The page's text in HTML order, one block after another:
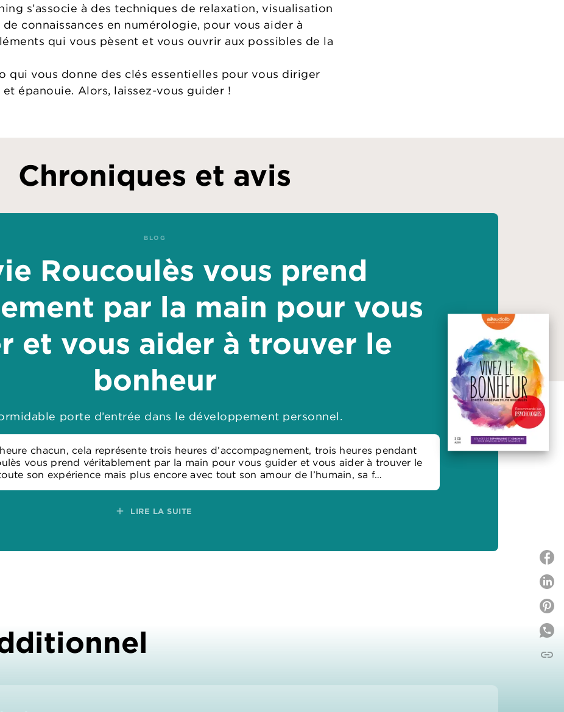
s’associe à des techniques de relaxation, visualisation
de connaissances en numérologie, pour vous aider à
qui vous pèsent et vous ouvrir aux possibles de la
qui vous donne des clés essentielles pour vous diriger
épanouie. Alors, laissez-vous guider !
Chroniques et avis
BLOG
Roucoulès vous prend
par la main pour vous
et vous aider à trouver le
bonheur
porte d’entrée dans le développement personnel.
chacun, cela représente trois heures d’accompagnement, trois heures pendant
vous prend véritablement par la main pour vous guider et vous aider à trouver le
son expérience mais plus encore avec tout son amour de l’humain, sa f…
add LIRE LA SUITE
link